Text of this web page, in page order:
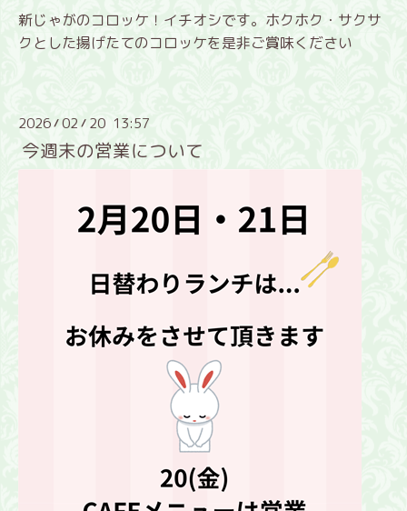
新じゃがのコロッケ！イチオシです。ホクホク・サクサ
クとした揚げたてのコロッケを是非ご賞味ください
2026/02 / 20 13:57
今週末の営業について